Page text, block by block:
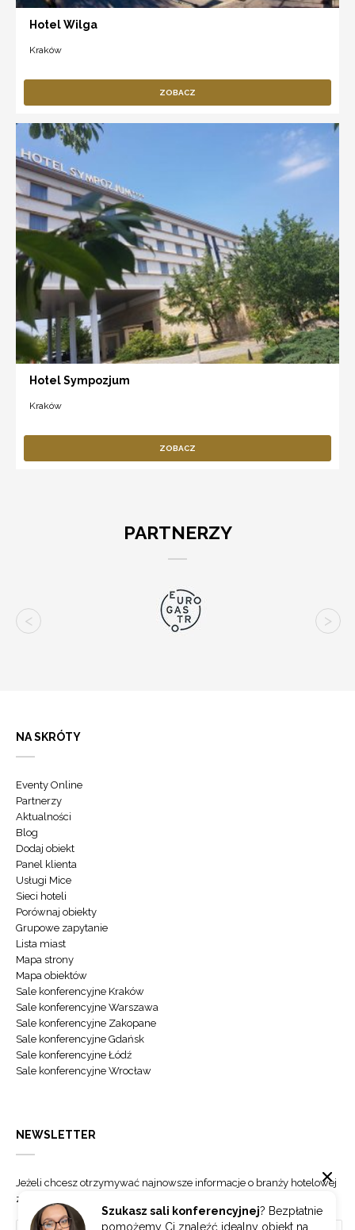
Hotel Wilga
Kraków
ZOBACZ
Hotel Sympozjum
Kraków
ZOBACZ
PARTNERZY
Szukasz sali konferencyjnej? Bezpłatnie
pomożemy Ci znaleźć idealny obiekt na
NA SKRÓTY
Eventy Online
Partnerzy
Aktualności
Blog
Dodaj obiekt
Panel klienta
Usługi Mice
Sieci hoteli
Porównaj obiekty
Grupowe zapytanie
Lista miast
Mapa strony
Mapa obiektów
Sale konferencyjne Kraków
Sale konferencyjne Warszawa
Sale konferencyjne Zakopane
Sale konferencyjne Gdańsk
Sale konferencyjne Łódź
Sale konferencyjne Wrocław
NEWSLETTER
Jeżeli chcesz otrzymywać najnowsze informacje o branży hotelowej
zapisz się do naszego newslettera.